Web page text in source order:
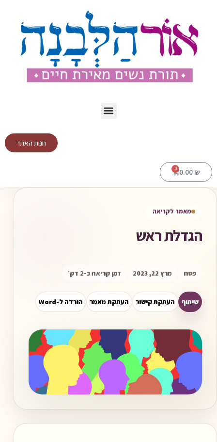
חנות האתר
0.00 ₪
0
מאמר לקריאה
הגדלת ראש
פסח מרץ 22, 2023 זמן קריאה כ-2 דק׳
שיתוף העתקת קישור העתקת מאמר הורדה ל-Word